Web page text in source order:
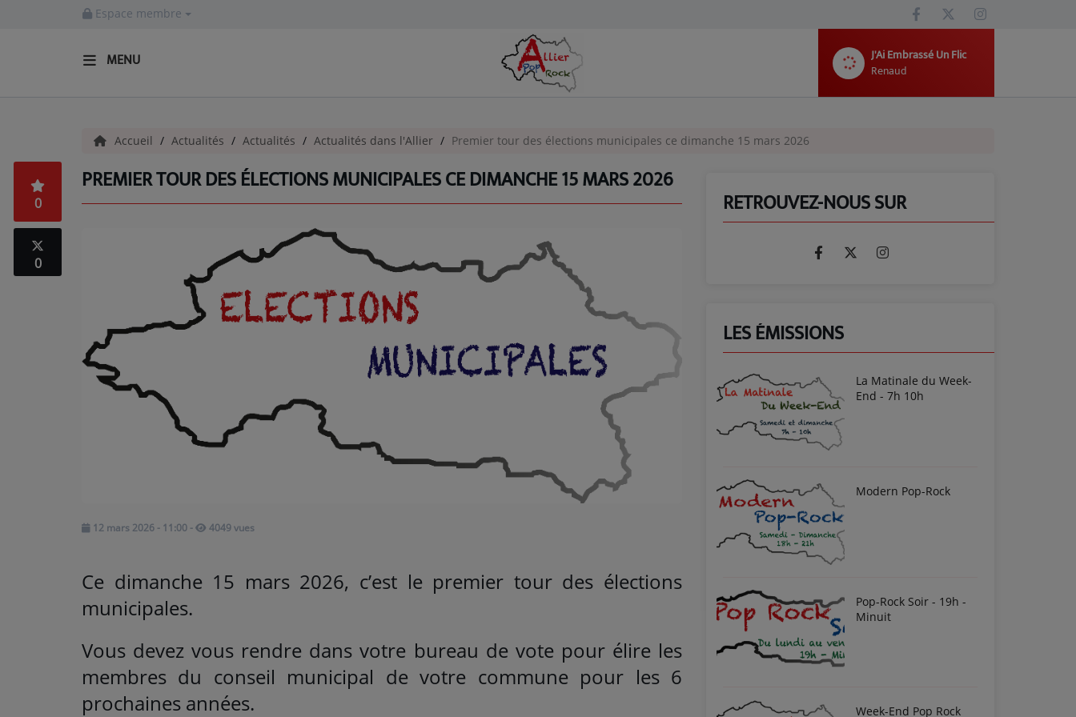
Espace membre
MENU
J'Ai Embrassé Un Flic
Renaud
INFOS - ALLIER
AGENDA CULTUREL - ALLIER
INFOS POP ROCK
Accueil Actualités Actualités Actualités dans l'Allier Premier tour des élections municipales ce dimanche 15 mars 2026
PREMIER TOUR DES ÉLECTIONS MUNICIPALES CE DIMANCHE 15 MARS 2026
0
0
12 mars 2026 - 11:00 - 4049 vues
Ce dimanche 15 mars 2026, c’est le premier tour des élections
municipales.
Vous devez vous rendre dans votre bureau de vote pour élire les
membres du conseil municipal de votre commune pour les 6
prochaines années.
RETROUVEZ-NOUS SUR
LES ÉMISSIONS
La Matinale du Week-
End - 7h 10h
Modern Pop-Rock
Pop-Rock Soir - 19h -
Minuit
Week-End Pop Rock